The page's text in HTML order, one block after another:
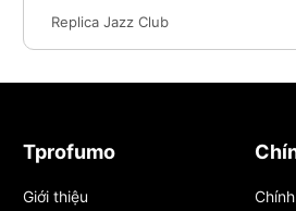
Replica Jazz Club
Tprofumo
Giới thiệu